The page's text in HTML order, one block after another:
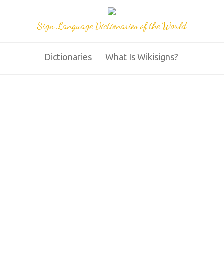
Sign Language Dictionaries of the World
Dictionaries What Is Wikisigns?